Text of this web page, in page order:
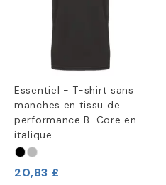
Essentiel - T-shirt sans
manches en tissu de
performance B-Core en
italique
20,83 £